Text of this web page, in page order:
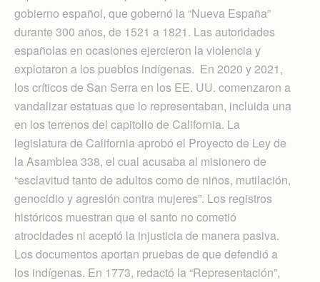
gobierno español, que gobernó la “Nueva España”
durante 300 años, de 1521 a 1821. Las autoridades
españolas en ocasiones ejercieron la violencia y
explotaron a los pueblos indígenas. En 2020 y 2021,
los críticos de San Serra en los EE. UU. comenzaron a
vandalizar estatuas que lo representaban, incluida una
en los terrenos del capitolio de California. La
legislatura de California aprobó el Proyecto de Ley de
la Asamblea 338, el cual acusaba al misionero de
“esclavitud tanto de adultos como de niños, mutilación,
genocidio y agresión contra mujeres”. Los registros
históricos muestran que el santo no cometió
atrocidades ni aceptó la injusticia de manera pasiva.
Los documentos aportan pruebas de que defendió a
los indígenas. En 1773, redactó la “Representación”,